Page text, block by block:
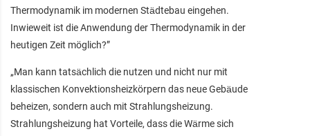
Thermodynamik im modernen Städtebau eingehen.
Inwieweit ist die Anwendung der Thermodynamik in der
heutigen Zeit möglich?”
„Man kann tatsächlich die nutzen und nicht nur mit
klassischen Konvektionsheizkörpern das neue Gebäude
beheizen, sondern auch mit Strahlungsheizung.
Strahlungsheizung hat Vorteile, dass die Wärme sich